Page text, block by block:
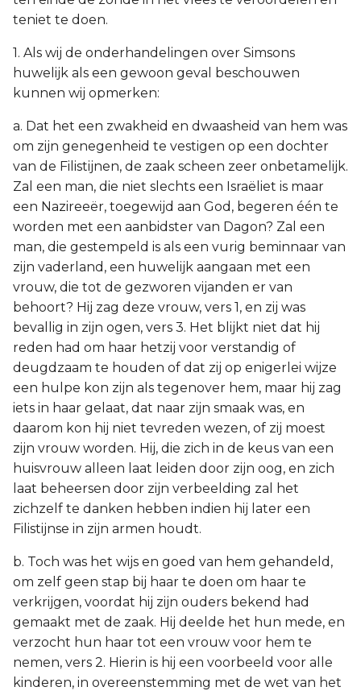
teniet te doen.
1. Als wij de onderhandelingen over Simsons
huwelijk als een gewoon geval beschouwen
kunnen wij opmerken:
a. Dat het een zwakheid en dwaasheid van hem was
om zijn genegenheid te vestigen op een dochter
van de Filistijnen, de zaak scheen zeer onbetamelijk.
Zal een man, die niet slechts een Israëliet is maar
een Nazireeër, toegewijd aan God, begeren één te
worden met een aanbidster van Dagon? Zal een
man, die gestempeld is als een vurig beminnaar van
zijn vaderland, een huwelijk aangaan met een
vrouw, die tot de gezworen vijanden er van
behoort? Hij zag deze vrouw, vers 1, en zij was
bevallig in zijn ogen, vers 3. Het blijkt niet dat hij
reden had om haar hetzij voor verstandig of
deugdzaam te houden of dat zij op enigerlei wijze
een hulpe kon zijn als tegenover hem, maar hij zag
iets in haar gelaat, dat naar zijn smaak was, en
daarom kon hij niet tevreden wezen, of zij moest
zijn vrouw worden. Hij, die zich in de keus van een
huisvrouw alleen laat leiden door zijn oog, en zich
laat beheersen door zijn verbeelding zal het
zichzelf te danken hebben indien hij later een
Filistijnse in zijn armen houdt.
b. Toch was het wijs en goed van hem gehandeld,
om zelf geen stap bij haar te doen om haar te
verkrijgen, voordat hij zijn ouders bekend had
gemaakt met de zaak. Hij deelde het hun mede, en
verzocht hun haar tot een vrouw voor hem te
nemen, vers 2. Hierin is hij een voorbeeld voor alle
kinderen, in overeenstemming met de wet van het